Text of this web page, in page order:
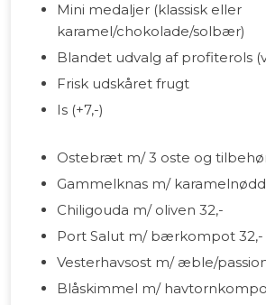
Mini medaljer (klassisk eller
karamel/chokolade/solbær)
Blandet udvalg af profiterols
Frisk udskåret frugt
Is
Ostebræt m/ 3 oste og
Gammelknas m/
Chiligouda m/ oliven 32,-
Port Salut m/ bærkompot 32,-
Vesterhavsost m/ æble/
Blåskimmel m/